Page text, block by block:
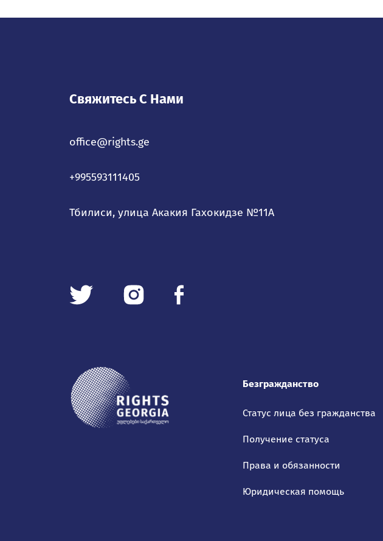
Свяжитесь С Нами
office@rights.ge
+995593111405
Тбилиси, улица Акакия Гахокидзе №11А
Безгражданство
Статус лица без гражданства
Получение статуса
Права и обязанности
Юридическая помощь